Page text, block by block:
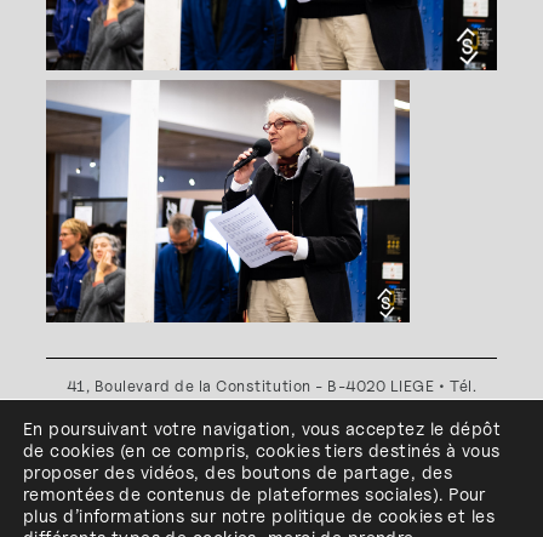
41, Boulevard de la Constitution - B-4020 LIEGE • Tél.
Plan d'accès•Politique de confidentialité•Politique de
cookies•Conditions générales
l'ESA Saint-Luc Liège est membre du
En poursuivant votre navigation, vous acceptez le dépôt
de cookies (en ce compris, cookiestiers destinés à vous
proposer des vidéos, des boutons de partage, des
remontées de contenus de plateformes sociales). Pour
plus d’informations sur notre politique de cookies et les